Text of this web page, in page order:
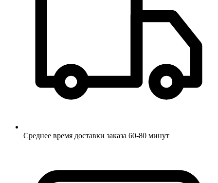
Среднее время доставки заказа 60-80 минут